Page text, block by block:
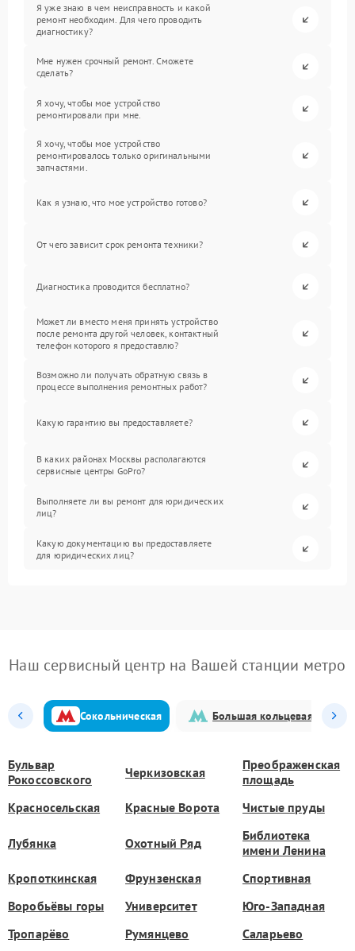
Я уже знаю в чем неисправность и какой
ремонт необходим. Для чего проводить
диагностику?
Мне нужен срочный ремонт. Сможете
сделать?
Я хочу, чтобы мое устройство
ремонтировали при мне.
Я хочу, чтобы мое устройство
ремонтировалось только оригинальными
запчастями.
Как я узнаю, что мое устройство готово?
От чего зависит срок ремонта техники?
Диагностика проводится бесплатно?
Может ли вместо меня принять устройство
после ремонта другой человек, контактный
телефон которого я предоставлю?
Возможно ли получать обратную связь в
процессе выполнения ремонтных работ?
Какую гарантию вы предоставляете?
В каких районах Москвы располагаются
сервисные центры GoPro?
Выполняете ли вы ремонт для юридических
лиц?
Какую документацию вы предоставляете
для юридических лиц?
Наш сервисный центр на Вашей станции метро
Сокольническая Большая кольцевая
Бульвар
Рокоссовского
Черкизовская
Преображенская
площадь
Красносельская
Красные Ворота Чистые пруды
Лубянка Охотный Ряд
Библиотека
имени Ленина
Кропоткинская
Фрунзенская
Спортивная
Воробьёвы горы
Университет
Юго-Западная
Тропарёво
Румянцево Саларьево